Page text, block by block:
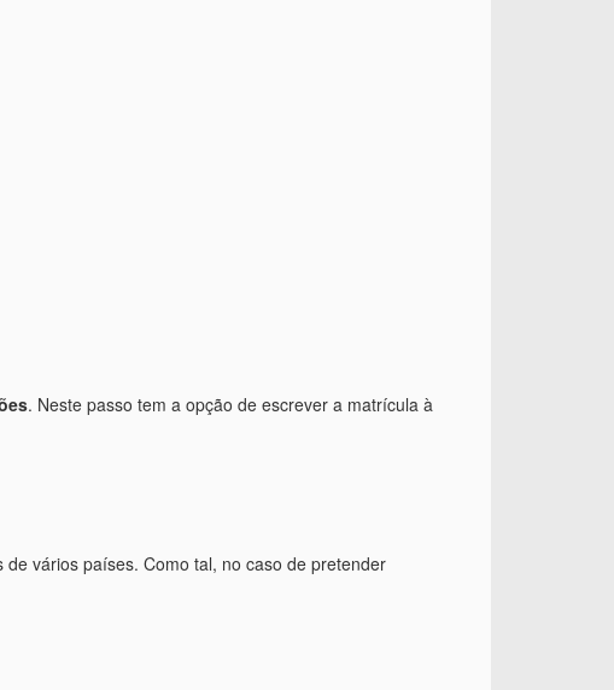
. Neste passo tem a opção de escrever a matrícula à
vários países. Como tal, no caso de pretender